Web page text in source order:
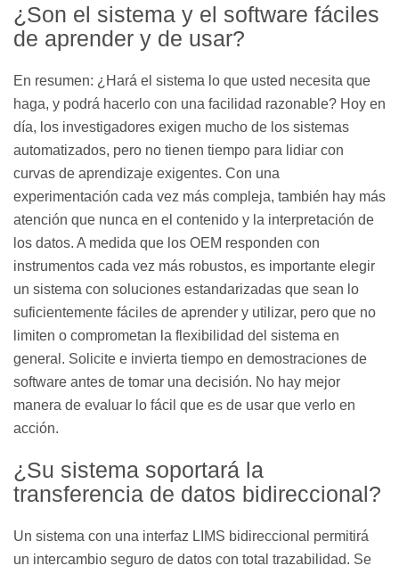
¿Son el sistema y el software fáciles
de aprender y de usar?
En resumen: ¿Hará el sistema lo que usted necesita que
haga, y podrá hacerlo con una facilidad razonable? Hoy en
día, los investigadores exigen mucho de los sistemas
automatizados, pero no tienen tiempo para lidiar con
curvas de aprendizaje exigentes. Con una
experimentación cada vez más compleja, también hay más
atención que nunca en el contenido y la interpretación de
los datos. A medida que los OEM responden con
instrumentos cada vez más robustos, es importante elegir
un sistema con soluciones estandarizadas que sean lo
suficientemente fáciles de aprender y utilizar, pero que no
limiten o comprometan la flexibilidad del sistema en
general. Solicite e invierta tiempo en demostraciones de
software antes de tomar una decisión. No hay mejor
manera de evaluar lo fácil que es de usar que verlo en
acción.
¿Su sistema soportará la
transferencia de datos bidireccional?
Un sistema con una interfaz LIMS bidireccional permitirá
un intercambio seguro de datos con total trazabilidad. Se